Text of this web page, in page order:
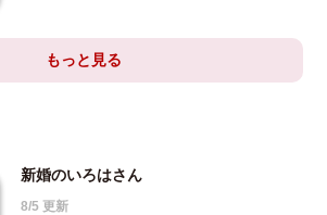
もっと見る
新婚のいろはさん
8/5 更新